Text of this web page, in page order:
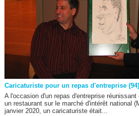
Caricaturiste pour un repas d'entreprise (94)
A l'occasion d'un repas d'entreprise
un restaurant sur le marché d'intérêt national
janvier 2020, un caricaturiste était...